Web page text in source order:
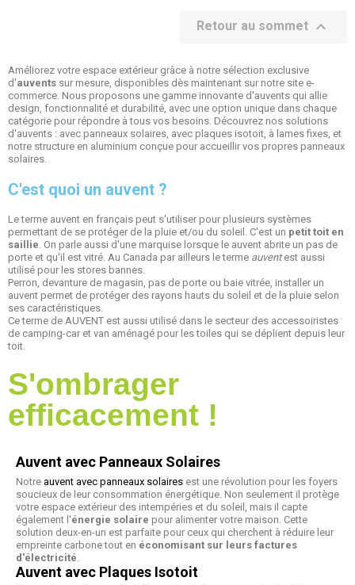
Retour au sommet 
Améliorez votre espace extérieur grâce à notre sélection exclusive
d'auvents sur mesure, disponibles dès maintenant sur notre site e-
commerce. Nous proposons une gamme innovante d'auvents qui allie
design, fonctionnalité et durabilité, avec une option unique dans chaque
catégorie pour répondre à tous vos besoins. Découvrez nos solutions
d'auvents : avec panneaux solaires, avec plaques isotoit, à lames fixes, et
notre structure en aluminium conçue pour accueillir vos propres panneaux
solaires.
C'est quoi un auvent ?
Le terme auvent en français peut s'utiliser pour plusieurs systèmes
permettant de se protéger de la pluie et/ou du soleil. C'est un petit toit en
saillie. On parle aussi d'une marquise lorsque le auvent abrite un pas de
porte et qu'il est vitré. Au Canada par ailleurs le terme auventest aussi
utilisé pour les stores bannes.
Perron, devanture de magasin, pas de porte ou baie vitrée, installer un
auvent permet de protéger des rayons hauts du soleil et de la pluie selon
ses caractéristiques.
Ce terme de AUVENT est aussi utilisé dans le secteur des accessoiristes
de camping-car et van aménagé pour les toiles qui se déplient depuis leur
toit.
S'ombrager
efficacement !
Auvent avec Panneaux Solaires
Notre auvent avec panneaux solaires est une révolution pour les foyers
soucieux de leur consommation énergétique. Non seulement il protège
votre espace extérieur des intempéries et du soleil, mais il capte
également l'énergie solaire pour alimenter votre maison. Cette
solution deux-en-un est parfaite pour ceux qui cherchent à réduire leur
empreinte carbone tout en économisant sur leurs factures
d'électricité.
Auvent avec Plaques Isotoit